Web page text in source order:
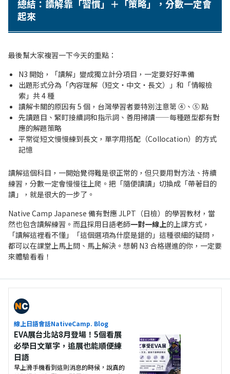
總結：讀解靠「習慣」＋「策略」，分數一定會
起來
最後幫大家複習一下今天的重點：
N3 開始，「讀解」變成獨立計分項目，一定要好好準備
出題形式分為「內容理解（短文・中文・長文）」和「情報檢
索」共 4 種
讀解卡關的原因有 5 個，台灣學習者要特別注意第 ④、⑤ 點
先讀題目、緊盯接續詞和指示詞、善用掃讀——每種題型都有對
應的解題策略
平常從短文慢慢練到長文，單字用搭配（Collocation）的方式
記憶
讀解這個科目，一開始覺得難是很正常的，但只要用對方法、持續
練習，分數一定會慢慢往上爬。把「隨便讀讀」切換成「帶著目的
讀」，就是很大的一步了。
Native Camp Japanese 備有對應 JLPT（日檢）的學習教材，當
然也包含讀解練習。而且採用日語老師一對一線上的上課方式，
「讀解這裡看不懂」「這個選項為什麼是錯的」這種很細的疑問，
都可以在課堂上馬上問、馬上解決。想朝 N3 合格邁進的你，一定要
來體驗看看！
線上日語會話NativeCamp. Blog
EVA展台北站8月登場！5個看展
必學日文單字，追展也能順便練
日語
早上滑手機看到這則消息的時候，說真的